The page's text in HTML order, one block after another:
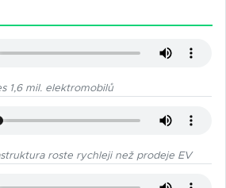
1,6 mil. elektromobilů
roste rychleji než prodeje EV